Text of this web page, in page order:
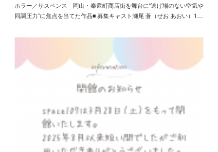
ホラー／サスペンス 岡山・奉還町商店街を舞台に“逃げ場のない空気や
同調圧力”に焦点を当てた作品■ 募集キャスト瀬尾 蒼（せお あおい）1…